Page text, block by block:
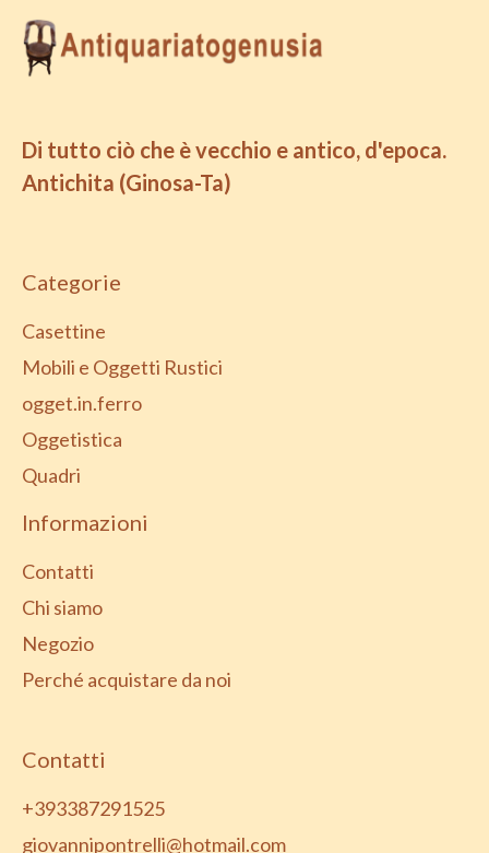
Di tutto ciò che è vecchio e antico, d'epoca.
Antichita (Ginosa-Ta)
Categorie
Casettine
Mobili e Oggetti Rustici
ogget.in.ferro
Oggetistica
Quadri
Informazioni
Contatti
Chi siamo
Negozio
Perché acquistare da noi
Contatti
+393387291525
giovannipontrelli@hotmail.com